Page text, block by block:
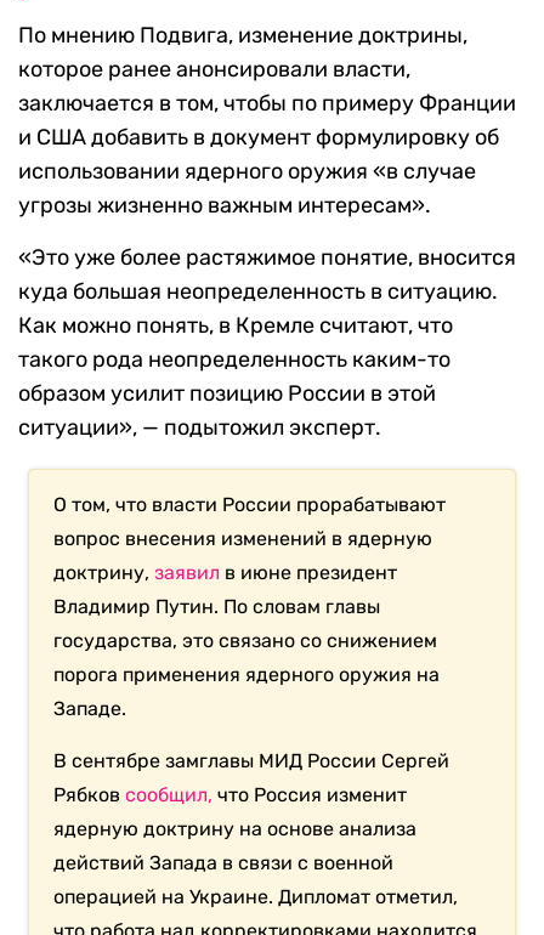
По мнению Подвига, изменение доктрины,
которое ранее анонсировали власти,
заключается в том, чтобы по примеру Франции
и США добавить в документ формулировку об
использовании ядерного оружия «в случае
угрозы жизненно важным интересам».
«Это уже более растяжимое понятие, вносится
куда большая неопределенность в ситуацию.
Как можно понять, в Кремле считают, что
такого рода неопределенность каким-то
образом усилит позицию России в этой
ситуации», — подытожил эксперт.
О том, что власти России прорабатывают
вопрос внесения изменений в ядерную
доктрину,заявил в июне президент
Владимир Путин. По словам главы
государства, это связано со снижением
порога применения ядерного оружия на
Западе.
В сентябре замглавы МИД России Сергей
Рябковсообщил, что Россия изменит
ядерную доктрину на основе анализа
действий Запада в связи с военной
операцией на Украине. Дипломат отметил,